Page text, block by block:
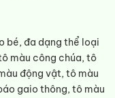
bé, đa dạng thể loại
màu công chúa, tô
động vật, tô màu
gaio thông, tô màu